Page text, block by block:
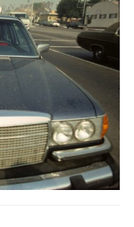
LA TUA USER E